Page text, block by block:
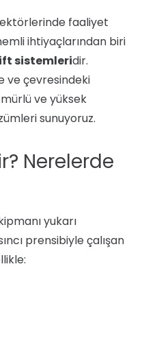
faaliyet
ihtiyaçlarından biri
sistemleridir.
ve çevresindeki
ve yüksek
sunuyoruz.
Nerelerde
yukarı
prensibiyle çalışan